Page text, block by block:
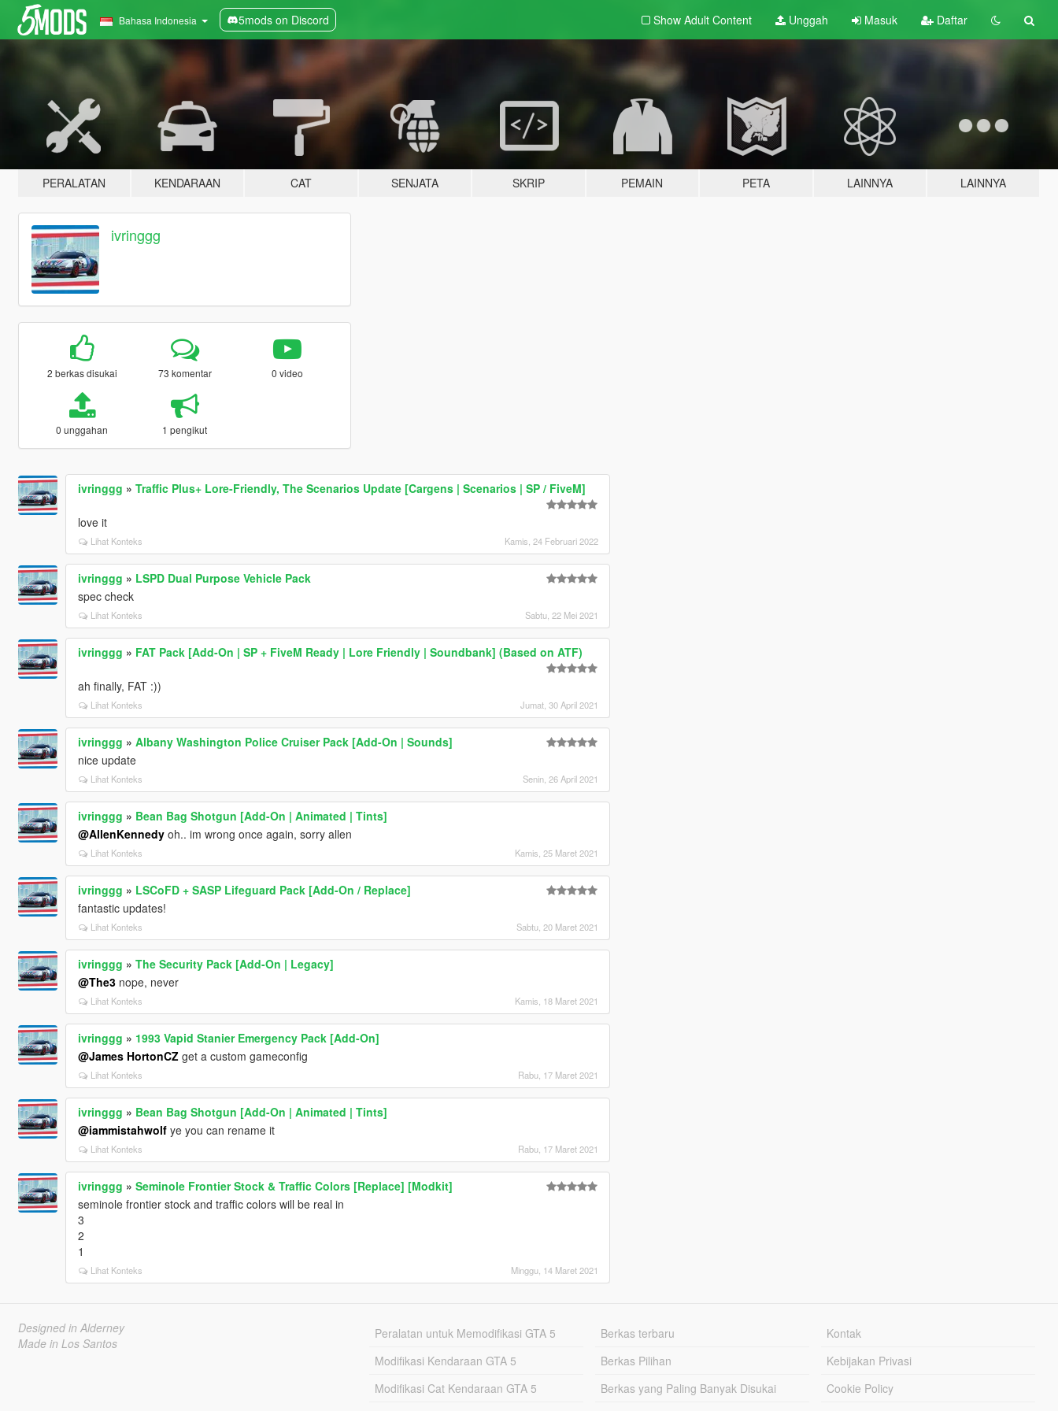
Bahasa Indonesia 5mods on Discord Show Adult Content Unggah Masuk Daftar
PERALATAN KENDARAAN CAT SENJATA SKRIP PEMAIN PETA LAINNYA LAINNYA
ivringgg
2 berkas disukai 73 komentar 0 video
0 unggahan 1 pengikut
ivringgg » Traffic Plus+ Lore-Friendly, The Scenarios Update [Cargens | Scenarios | SP / FiveM]
love it
Lihat Konteks Kamis, 24 Februari 2022
ivringgg » LSPD Dual Purpose Vehicle Pack
spec check
Lihat Konteks Sabtu, 22 Mei 2021
ivringgg » FAT Pack [Add-On | SP + FiveM Ready | Lore Friendly | Soundbank] (Based on ATF)
ah finally, FAT :))
Lihat Konteks Jumat, 30 April 2021
ivringgg » Albany Washington Police Cruiser Pack [Add-On | Sounds]
nice update
Lihat Konteks Senin, 26 April 2021
ivringgg » Bean Bag Shotgun [Add-On | Animated | Tints]
@AllenKennedyoh.. im wrong once again, sorry allen
Lihat Konteks Kamis, 25 Maret 2021
ivringgg » LSCoFD + SASP Lifeguard Pack [Add-On / Replace]
fantastic updates!
Lihat Konteks Sabtu, 20 Maret 2021
ivringgg » The Security Pack [Add-On | Legacy]
@The3nope, never
Lihat Konteks Kamis, 18 Maret 2021
ivringgg » 1993 Vapid Stanier Emergency Pack [Add-On]
@James HortonCZ get a custom gameconfig
Lihat Konteks Rabu, 17 Maret 2021
ivringgg » Bean Bag Shotgun [Add-On | Animated | Tints]
@iammistahwolfye you can rename it
Lihat Konteks Rabu, 17 Maret 2021
ivringgg » Seminole Frontier Stock & Traffic Colors [Replace] [Modkit]
seminole frontier stock and traffic colors will be real in
3
2
1
Lihat Konteks Minggu, 14 Maret 2021
Designed in Alderney
Made in Los Santos
Peralatan untuk Memodifikasi GTA 5
Modifikasi Kendaraan GTA 5
Modifikasi Cat Kendaraan GTA 5
Berkas terbaru
Berkas Pilihan
Berkas yang Paling Banyak Disukai
Kontak
Kebijakan Privasi
Cookie Policy